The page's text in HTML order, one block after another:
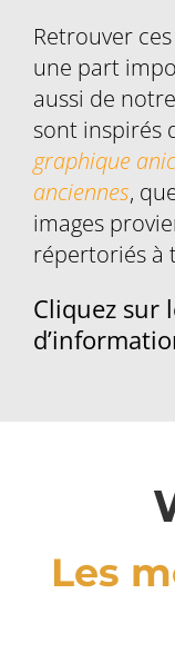
Retrouver
une part
aussi de
sont inspirés
graphique
anciennes,
images
répertoriés à
Cliquez sur
Les